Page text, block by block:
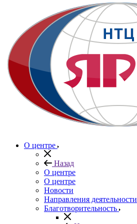
О центре
Назад
О центре
О центре
Новости
Направления деятельности
Благотворительность